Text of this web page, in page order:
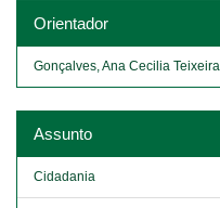
Orientador
Gonçalves, Ana Cecilia Teixeira
Assunto
Cidadania